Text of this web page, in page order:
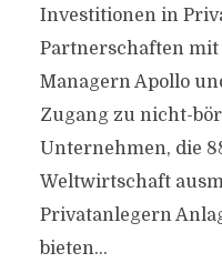
Investitionen in
Partnerschaften
Managern Apollo
Zugang zu nicht-
Unternehmen, die
Weltwirtschaft
Privatanlegern
bieten...